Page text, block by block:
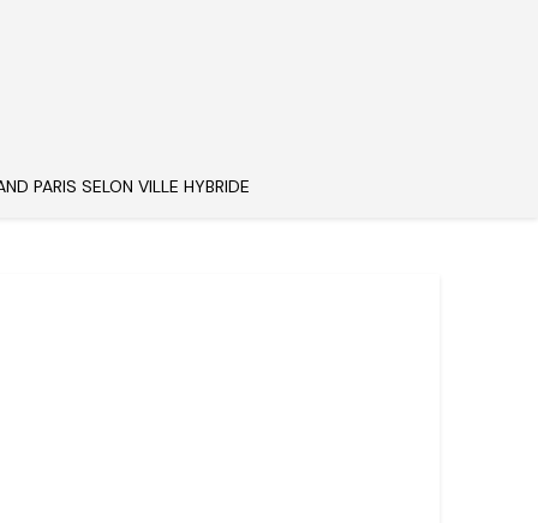
PARIS SELON VILLE HYBRIDE